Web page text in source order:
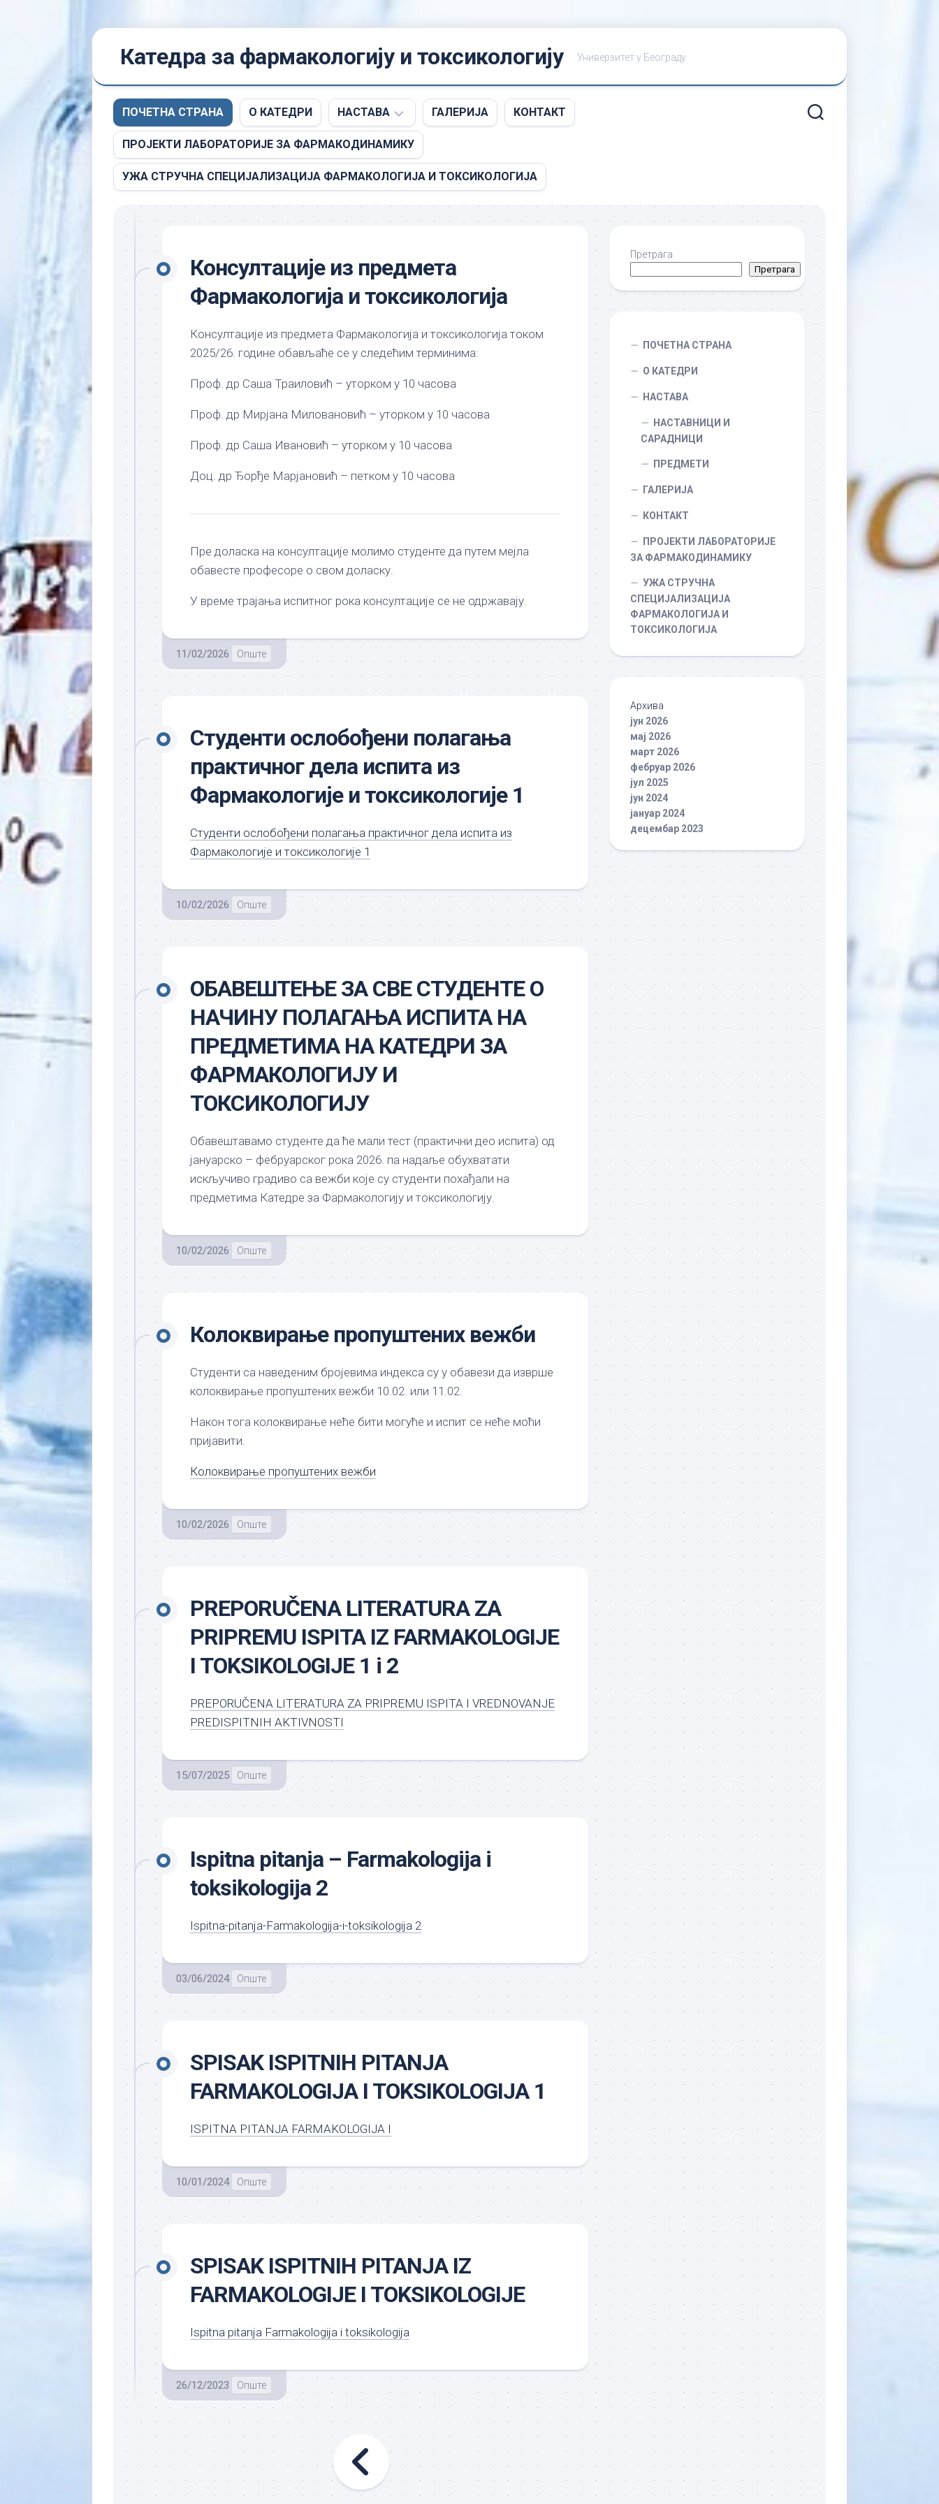
Катедра за фармакологију и токсикологију Универзитет у Београду
ПОЧЕТНА СТРАНА О КАТЕДРИ НАСТАВА
НАСТАВНИЦИ
И
САРАДНИЦИ
ГАЛЕРИЈА КОНТАКТ
ПРОЈЕКТИ ЛАБОРАТОРИЈЕ ЗА ФАРМАКОДИНАМИКУ
УЖА СТРУЧНА СПЕЦИЈАЛИЗАЦИЈА ФАРМАКОЛОГИЈА И ТОКСИКОЛОГИЈА
Консултације из предмета
Фармакологија и токсикологија
Консултације из предмета Фармакологија и токсикологија током
2025/26. године обављаће се у следећим терминима:
Проф. др Саша Траиловић – уторком у 10 часова
Проф. др Мирјана Миловановић – уторком у 10 часова
Проф. др Саша Ивановић – уторком у 10 часова
Доц. др Ђорђе Марјановић – петком у 10 часова
Пре доласка на консултације молимо студенте да путем мејла
обавесте професоре о свом доласку.
У време трајања испитног рока консултације се не одржавају.
11/02/2026 Опште
Студенти ослобођени полагања
практичног дела испита из
Фармакологије и токсикологије 1
Студенти ослобођени полагања практичног дела испита из
Фармакологије и токсикологије 1
10/02/2026 Опште
ОБАВЕШТЕЊЕ ЗА СВЕ СТУДЕНТЕ О
НАЧИНУ ПОЛАГАЊА ИСПИТА НА
ПРЕДМЕТИМА НА КАТЕДРИ ЗА
ФАРМАКОЛОГИЈУ И
ТОКСИКОЛОГИЈУ
Обавештавамо студенте да ће мали тест (практични део испита) од
јануарско – фебруарског рока 2026. па надаље обухватати
искључиво градиво са вежби које су студенти похађали на
предметима Катедре за Фармакологију и токсикологију.
10/02/2026 Опште
Колоквирање пропуштених вежби
Студенти са наведеним бројевима индекса су у обавези да изврше
колоквирање пропуштених вежби 10.02. или 11.02.
Након тога колоквирање неће бити могуће и испит се неће моћи
пријавити.
Колоквирање пропуштених вежби
10/02/2026 Опште
PREPORUČENA LITERATURA ZA
PRIPREMU ISPITA IZ FARMAKOLOGIJE
I TOKSIKOLOGIJE 1 i 2
PREPORUČENA LITERATURA ZA PRIPREMU ISPITA I VREDNOVANJE
PREDISPITNIH AKTIVNOSTI
15/07/2025 Опште
Ispitna pitanja – Farmakologija i
toksikologija 2
Ispitna-pitanja-Farmakologija-i-toksikologija 2
03/06/2024 Опште
SPISAK ISPITNIH PITANJA
FARMAKOLOGIJA I TOKSIKOLOGIJA 1
ISPITNA PITANJA FARMAKOLOGIJA I
10/01/2024 Опште
SPISAK ISPITNIH PITANJA IZ
FARMAKOLOGIJE I TOKSIKOLOGIJE
Ispitna pitanja Farmakologija i toksikologija
26/12/2023 Опште
Претрага
Претрага
ПОЧЕТНА СТРАНА
О КАТЕДРИ
НАСТАВА
НАСТАВНИЦИ И
САРАДНИЦИ
ПРЕДМЕТИ
ГАЛЕРИЈА
КОНТАКТ
ПРОЈЕКТИ ЛАБОРАТОРИЈЕ
ЗА ФАРМАКОДИНАМИКУ
УЖА СТРУЧНА
СПЕЦИЈАЛИЗАЦИЈА
ФАРМАКОЛОГИЈА И
ТОКСИКОЛОГИЈА
Архива
јун 2026
мај 2026
март 2026
фебруар 2026
јул 2025
јун 2024
јануар 2024
децембар 2023